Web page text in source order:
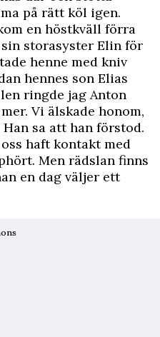
på rätt köl igen.
en höstkväll förra
storasyster Elin för
henne med kniv
hennes son ­Elias
ringde jag Anton
Vi älskade ­honom,
sa att han förstod.
haft kontakt med
Men rädslan finns
en dag väljer ett